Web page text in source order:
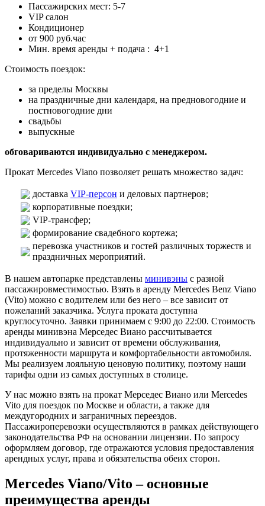
Пассажирских мест: 5-7
VIP салон
Кондиционер
от 900 руб.час
Мин. время аренды + подача : 4+1
Стоимость поездок:
за пределы Москвы
на праздничные дни календаря, на предновогодние и
постновогодние дни
свадьбы
выпускные
обговариваются индивидуально с менеджером.
Прокат Mercedes Viano позволяет решать множество задач:
доставка VIP-персон и деловых партнеров;
корпоративные поездки;
VIP-трансфер;
формирование свадебного кортежа;
перевозка участников и гостей различных торжеств и
праздничных мероприятий.
В нашем автопарке представлены минивэны с разной
пассажировместимостью. Взять в аренду Mercedes Benz Viano
(Vito) можно с водителем или без него – все зависит от
пожеланий заказчика. Услуга проката доступна
круглосуточно. Заявки принимаем с 9:00 до 22:00. Стоимость
аренды минивэна Мерседес Виано рассчитывается
индивидуально и зависит от времени обслуживания,
протяженности маршрута и комфортабельности автомобиля.
Мы реализуем лояльную ценовую политику, поэтому наши
тарифы одни из самых доступных в столице.
У нас можно взять на прокат Мерседес Виано или Mercedes
Vito для поездок по Москве и области, а также для
междугородних и заграничных переездов.
Пассажироперевозки осуществляются в рамках действующего
законодательства РФ на основании лицензии. По запросу
оформляем договор, где отражаются условия предоставления
арендных услуг, права и обязательства обеих сторон.
Mercedes Viano/Vito – основные
преимущества аренды